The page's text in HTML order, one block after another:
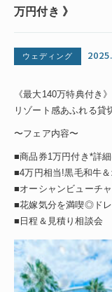
万円付き 》
ウェディング
《最大140万特典付き》
リゾート感あふれる
〜フェア内容〜
■商品券1万円付き*詳
■4万円相当!黒毛和牛
■オーシャンビューチ
■花嫁気分を満喫◎ド
■日程＆見積り相談会